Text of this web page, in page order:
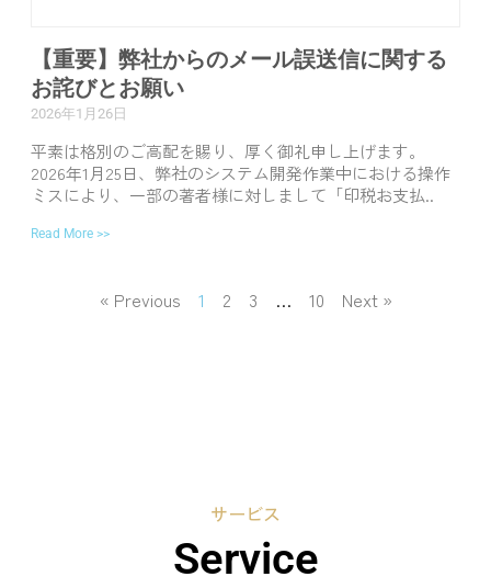
【重要】弊社からのメール誤送信に関する
お詫びとお願い
2026年1月26日
平素は格別のご高配を賜り、厚く御礼申し上げます。
2026年1月25日、弊社のシステム開発作業中における操作
ミスにより、一部の著者様に対しまして「印税お支払..
Read More >>
« Previous 1 2 3 … 10 Next »
サービス
Service